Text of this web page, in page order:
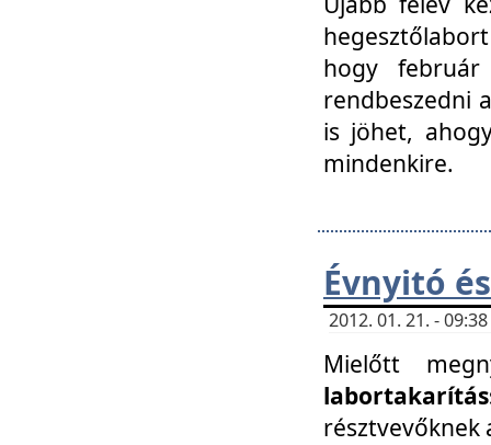
hogy
rendbeszedni
is jöhet,
mindenkire.
Évnyitó
2012. 01. 21. -
Mielőtt
labortakarítás
résztvevőknek